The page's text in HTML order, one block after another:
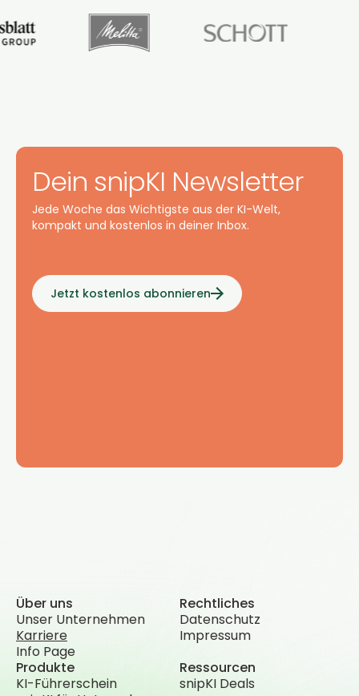
Dein snipKI Newsletter
Jede Woche das Wichtigste aus der KI-Welt,
kompakt und kostenlos in deiner Inbox.
Jetzt kostenlos abonnieren
Über uns
Unser Unternehmen
Karriere
Info Page
Rechtliches
Datenschutz
Impressum
Produkte
KI-Führerschein
Ressourcen
snipKI Deals